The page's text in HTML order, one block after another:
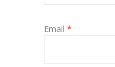
Email *